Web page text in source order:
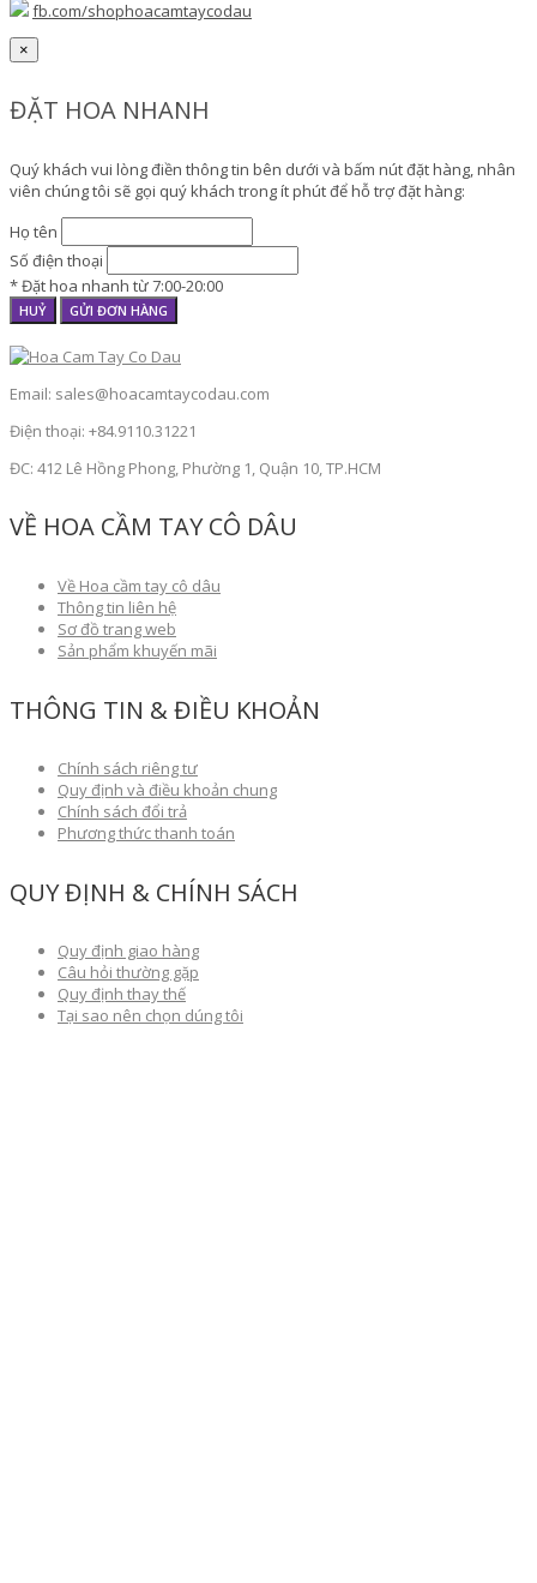
fb.com/shophoacamtaycodau
×
ĐẶT HOA NHANH
Quý khách vui lòng điền thông tin bên dưới và bấm nút đặt hàng, nhân
viên chúng tôi sẽ gọi quý khách trong ít phút để hỗ trợ đặt hàng:
Họ tên
Số điện thoại
* Đặt hoa nhanh từ 7:00-20:00
HUỶ GỬI ĐƠN HÀNG
Email: sales@hoacamtaycodau.com
Điện thoại: +84.9110.31221
ĐC: 412 Lê Hồng Phong, Phường 1, Quận 10, TP.HCM
VỀ HOA CẦM TAY CÔ DÂU
Về Hoa cầm tay cô dâu
Thông tin liên hệ
Sơ đồ trang web
Sản phẩm khuyến mãi
THÔNG TIN & ĐIỀU KHOẢN
Chính sách riêng tư
Quy định và điều khoản chung
Chính sách đổi trả
Phương thức thanh toán
QUY ĐỊNH & CHÍNH SÁCH
Quy định giao hàng
Câu hỏi thường gặp
Quy định thay thế
Tại sao nên chọn dúng tôi